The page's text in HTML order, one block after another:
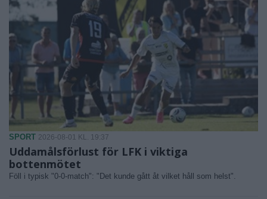
SPORT 2026-08-01 KL. 19:37
Uddamålsförlust för LFK i viktiga
bottenmötet
Föll i typisk "0-0-match": "Det kunde gått åt vilket håll som helst".